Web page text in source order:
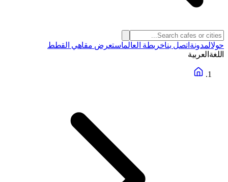
حولالمدونة اتصل بناخريطة العالماستعرض مقاهي القطط
اللغة العربية